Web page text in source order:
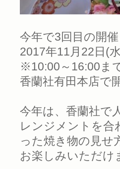
今年で3回目の開
2017年11月22日(
※10:00～16:00ま
香蘭社有田本店で
今年は、香蘭社で
レンジメントを合
った焼き物の見せ
お楽しみいただけ